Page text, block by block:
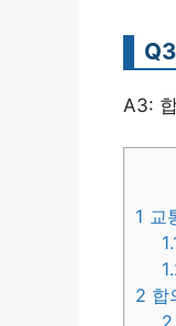
A3:
1 교
2 합